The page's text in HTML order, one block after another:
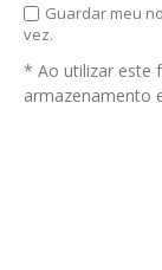
Guardar meu
vez.
* Ao utilizar este
armazenamento